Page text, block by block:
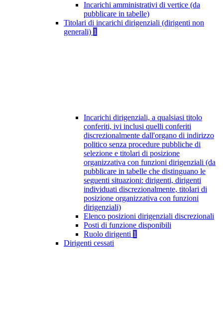
Incarichi amministrativi di vertice (da
pubblicare in tabelle)
Titolari di incarichi dirigenziali (dirigenti non
generali) 1
Incarichi dirigenziali, a qualsiasi titolo
conferiti, ivi inclusi quelli conferiti
discrezionalmente dall'organo di indirizzo
politico senza procedure pubbliche di
selezione e titolari di posizione
organizzativa con funzioni dirigenziali (da
pubblicare in tabelle che distinguano le
seguenti situazioni: dirigenti, dirigenti
individuati discrezionalmente, titolari di
posizione organizzativa con funzioni
dirigenziali)
Elenco posizioni dirigenziali discrezionali
Posti di funzione disponibili
Ruolo dirigenti 1
Dirigenti cessati